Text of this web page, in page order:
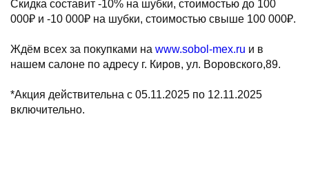
Скидка составит -10% на шубки, стоимостью до 100
000₽ и -10 000₽ на шубки, стоимостью свыше 100 000₽.
Ждём всех за покупками на www.sobol-mex.ru и в
нашем салоне по адресу г. Киров, ул. Воровского,89.
*Акция действительна с 05.11.2025 по 12.11.2025
включительно.